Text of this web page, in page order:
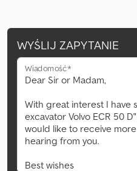
WYŚLIJ ZAPYTANIE
Wiadomość*